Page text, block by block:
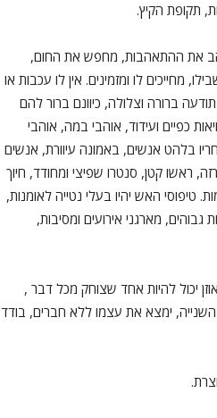
תקופת הקיץ.
את ההתאהבות, מחפש את החום,
מחייכים לו ומזמינים. אין לו עכבות או
ברורה וצלולה, כיוונם ברור להם
כפיים ועידוד, אוהבי במה, אוהבי
בלהט אנשים, באמונה עיוורת, אנשים
ראשו קטן, סנטרו שפיצי ומחודד, חיוך
טיפוסי האש יהיו בעלי נטייה לאומנות,
מארגני אירועים ומסיבות,
יכול להיות אחד שצוחק מכל דבר ,
השנייה, ימצא את עצמו ללא חברים, בודד